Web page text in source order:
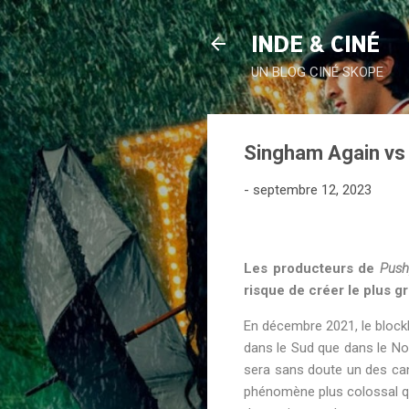
INDE & CINÉ
UN BLOG CINÉ SKOPE
Singham Again
- septembre 12, 2023
Les producteurs de
risque de créer le plus
En décembre 2021, le
dans le Sud que dans le
sera sans doute un des
phénomène plus colossal